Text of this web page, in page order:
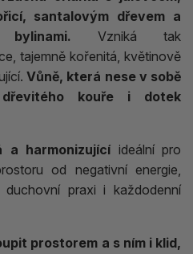
santalovým dřevem a
Vzniká tak
tajemně kořenitá, květinově
Vůně, která nese v sobě
kouře i dotek
a harmonizující ideální pro
od negativní energie,
praxi i každodenní
prostorem a s ním i klid,